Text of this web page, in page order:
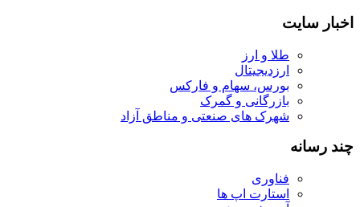
اخبار سایت
طلا و ارز
ارزدیجیتال
بورس، سهام و فارکس
بازرگانی و گمرک
شهرک های صنعتی و مناطق آزاد
چند رسانه
فناوری
استارت اپ ها